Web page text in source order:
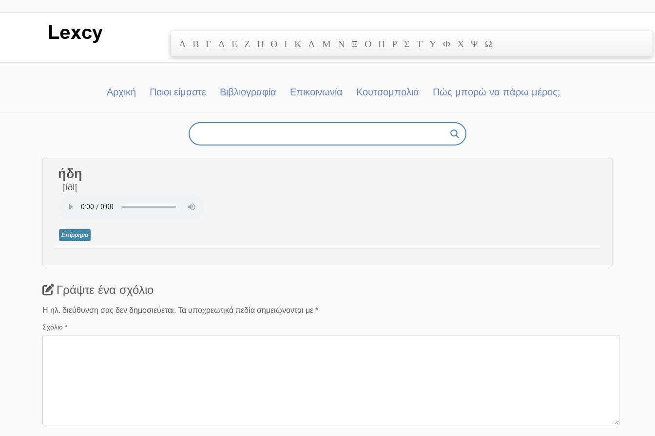
Α Β Γ Δ Ε Ζ Η Θ Ι Κ Λ Μ Ν Ξ Ο Π Ρ Σ Τ Υ Φ Χ Ψ Ω
Αρχική Ποιοι είμαστε Βιβλιογραφία Επικοινωνία Κουτσομπολιά Πώς μπορώ να πάρω μέρος;
ήδη
[íði]
Επίρρημα
Γράψτε ένα σχόλιο
Η ηλ. διεύθυνση σας δεν δημοσιεύεται. Τα υποχρεωτικά πεδία σημειώνονται με *
Σχόλιο *